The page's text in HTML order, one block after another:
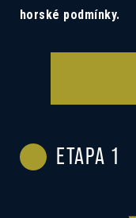
horské podmínky.
ETAPA 1